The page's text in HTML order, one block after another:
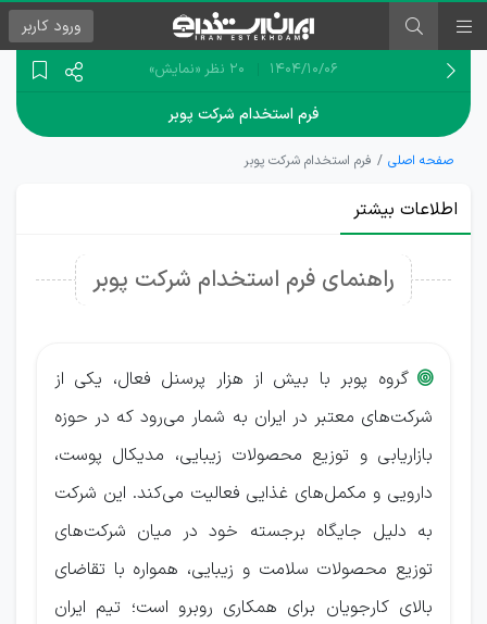
ورود کاربر
۱۴۰۴/۱۰/۰۶ 20 نظر «نمایش»
فرم استخدام شرکت پوبر
صفحه اصلی فرم استخدام شرکت پوبر
اطلاعات بیشتر
راهنمای فرم استخدام شرکت پوبر
 گروه پوبر با بیش از هزار پرسنل فعال، یکی از
شرکت‌های معتبر در ایران به شمار می‌رود که در حوزه
بازاریابی و توزیع محصولات زیبایی، مدیکال پوست،
دارویی و مکمل‌های غذایی فعالیت می‌کند. این شرکت
به دلیل جایگاه برجسته خود در میان شرکت‌های
توزیع محصولات سلامت و زیبایی، همواره با تقاضای
بالای کارجویان برای همکاری روبرو است؛ تیم ایران